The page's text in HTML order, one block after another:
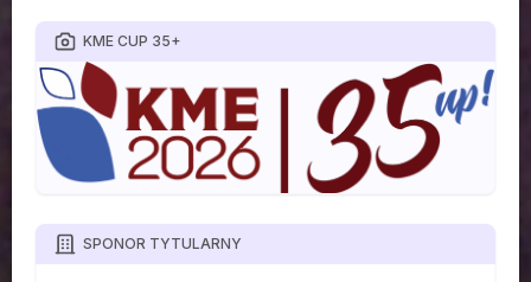
KME CUP 35+
SPONOR TYTULARNY